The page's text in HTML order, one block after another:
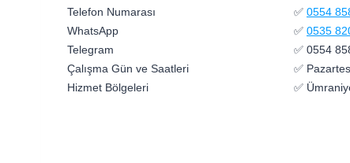
Telefon Numarası
✅ 0554
WhatsApp
✅ 0535
Telegram
✅ 0554
Çalışma Gün ve Saatleri
✅
Hizmet Bölgeleri
✅